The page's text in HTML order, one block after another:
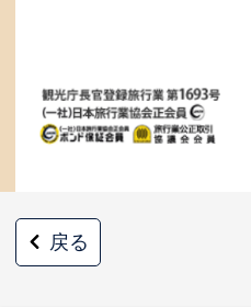
戻る